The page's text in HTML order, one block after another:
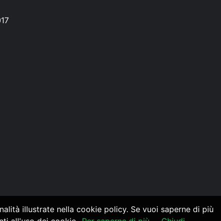
illustrate nella cookie policy. Se vuoi saperne di più